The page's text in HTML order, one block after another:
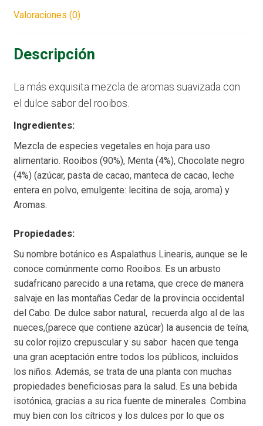
Valoraciones (0)
Descripción
La más exquisita mezcla de aromas suavizada con
el dulce sabor del rooibos.
Ingredientes:
Mezcla de especies vegetales en hoja para uso
alimentario. Rooibos (90%), Menta (4%), Chocolate negro
(4%) (azúcar, pasta de cacao, manteca de cacao, leche
entera en polvo, emulgente: lecitina de soja, aroma) y
Aromas.
Propiedades:
Su nombre botánico es Aspalathus Linearis, aunque se le
conoce comúnmente como Rooibos. Es un arbusto
sudafricano parecido a una retama, que crece de manera
salvaje en las montañas Cedar de la provincia occidental
del Cabo. De dulce sabor natural, recuerda algo al de las
nueces,(parece que contiene azúcar) la ausencia de teína,
su color rojizo crepuscular y su sabor hacen que tenga
una gran aceptación entre todos los públicos, incluidos
los niños. Además, se trata de una planta con muchas
propiedades beneficiosas para la salud. Es una bebida
isotónica, gracias a su rica fuente de minerales. Combina
muy bien con los cítricos y los dulces por lo que os